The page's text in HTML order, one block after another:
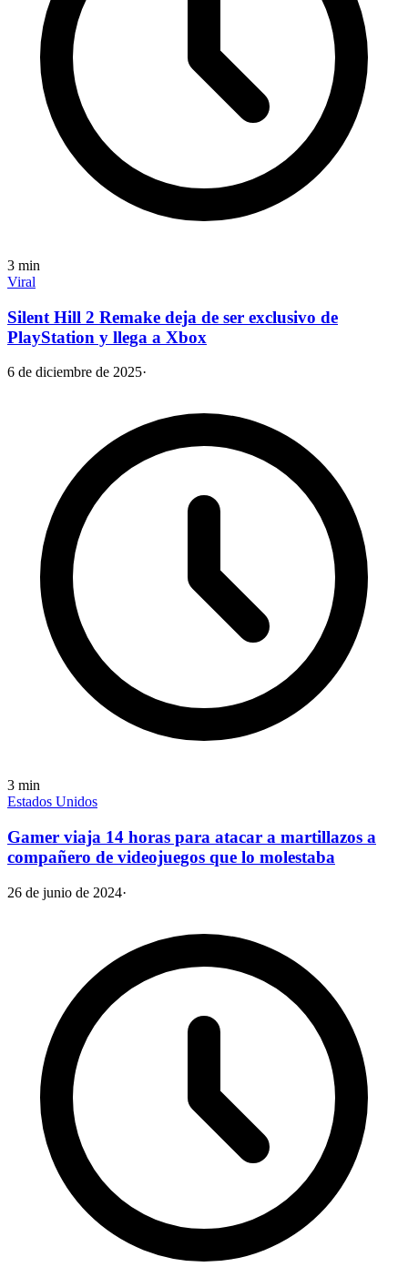
3 min
Viral
Silent Hill 2 Remake deja de ser exclusivo de
PlayStation y llega a Xbox
6 de diciembre de 2025·
3 min
Estados Unidos
Gamer viaja 14 horas para atacar a martillazos a
compañero de videojuegos que lo molestaba
26 de junio de 2024·